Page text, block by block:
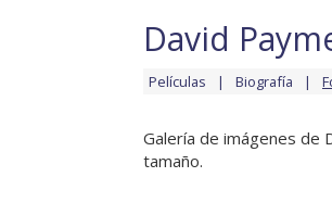
David
Películas Biografía
Galería de imágenes de
tamaño.